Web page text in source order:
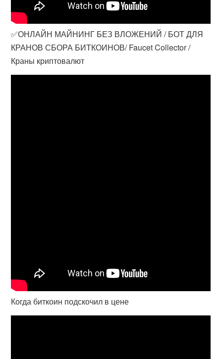
✅ОНЛАЙН МАЙНИНГ БЕЗ ВЛОЖЕНИЙ / БОТ ДЛЯ
КРАНОВ СБОРА БИТКОИНОВ/ Faucet Collector /
Краны криптовалют
Когда биткоин подскочил в цене